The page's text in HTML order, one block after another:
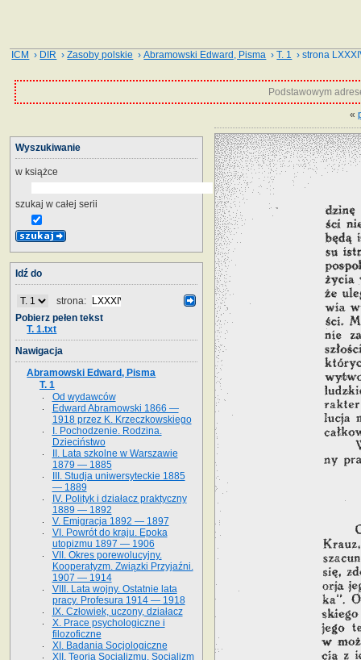
ICM › DIR ›Zasoby polskie ›Abramowski Edward, Pisma ›T. 1 › strona
Podstawowym
«
Wyszukiwanie
w książce
szukaj w całej serii
Idź do
strona:
Pobierz pełen tekst
T. 1.txt
Nawigacja
Abramowski Edward, Pisma
T. 1
Od wydawców
Edward Abramowski 1866 —
1918 przez K. Krzeczkowskiego
I. Pochodzenie. Rodzina.
Dzieciństwo
II. Lata szkolne w Warszawie
1879 — 1885
III. Studja uniwersyteckie 1885
— 1889
IV. Polityk i działacz praktyczny
1889 — 1892
V. Emigracja 1892 — 1897
VI. Powrót do kraju. Epoka
utopizmu 1897 — 1906
VII. Okres porewolucyjny.
Kooperatyzm. Związki Przyjaźni.
1907 — 1914
VIII. Lata wojny. Ostatnie lata
pracy. Profesura 1914 — 1918
IX. Człowiek, uczony, działacz
X. Prace psychologiczne i
filozoficzne
XI. Badania Socjologiczne
XII. Teorja Socjalizmu. Socjalizm